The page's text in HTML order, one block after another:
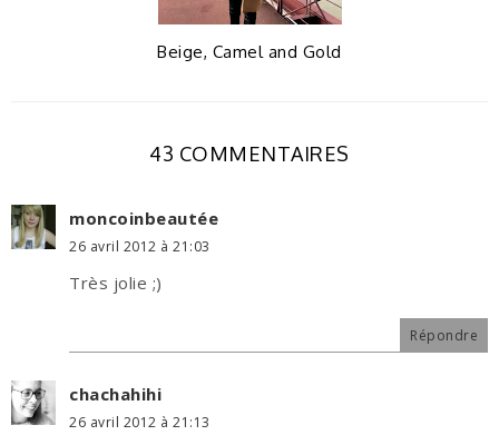
Beige, Camel and Gold
43 COMMENTAIRES
moncoinbeautée
26 avril 2012 à 21:03
Très jolie ;)
Répondre
chachahihi
26 avril 2012 à 21:13